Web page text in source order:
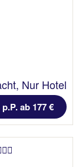
Nur Hotel
ab 177 €